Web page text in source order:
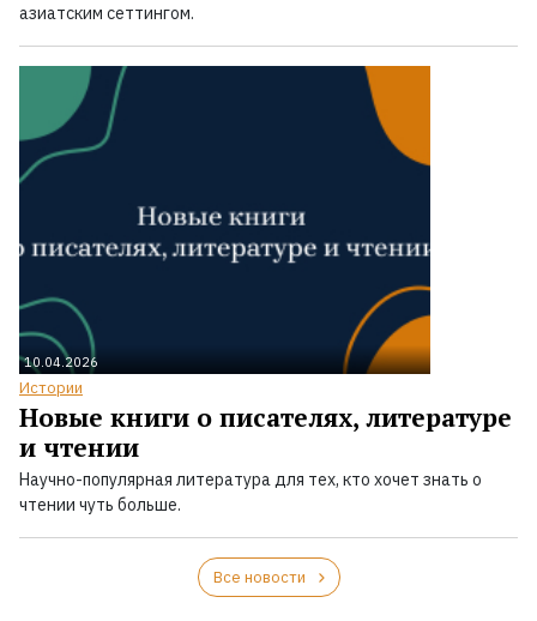
азиатским сеттингом.
10.04.2026
Истории
Новые книги о писателях, литературе
и чтении
Научно-популярная литература для тех, кто хочет знать о
чтении чуть больше.
Все новости